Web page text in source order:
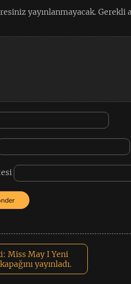
yayınlanmayacak. Gerekli
Miss May I Yeni
yayınladı.